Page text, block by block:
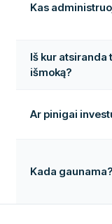
Kas
Iš kur atsiranda
išmoką?
Ar pinigai
Kada gaunama?